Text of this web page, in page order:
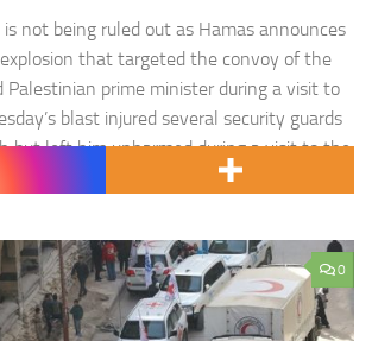
not being ruled out as Hamas announces
that targeted the convoy of the
prime minister during a visit to
blast injured several security guards
but left him unharmed during a visit to the
to open…
0